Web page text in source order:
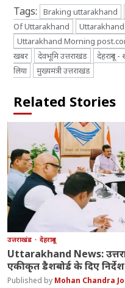
Tags: Braking uttarakhand
Of Uttarakhand
Uttarakhand
Uttarakhand Morning
खबर
देवभूमि उत्तराखंड
देहरादून
लिया
मुख्यमंत्री उत्तराखंड
Related Stories
उत्तराखंड देहरादून
Uttarakhand News:
एकीकृत डैशबोर्ड के दिए निर्देश
Mohan Chandra